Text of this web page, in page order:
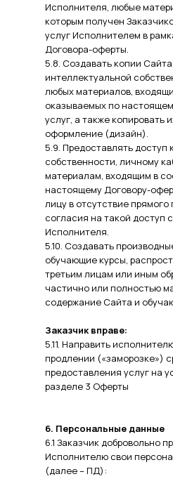
Исполнителя, любые
которым получен
услуг Исполнителем в
Договора-оферты.
5.8. Создавать копии
интеллектуальной
любых материалов,
оказываемых по
услуг, а также копировать
оформление (дизайн).
5.9. Предоставлять доступ
собственности, личному
материалам, входящим в
настоящему Договору-
лицу в отсутствие
согласия на такой доступ
Исполнителя.
5.10. Создавать
обучающие курсы,
третьим лицам или иным
частично или полностью
содержание Сайта и
Заказчик вправе:
5.11. Направить
продлении («заморозке»)
предоставления услуг на
разделе 3 Оферты
6. Персональные данные
6.1 Заказчик добровольно
Исполнителю свои
(далее – ПД):